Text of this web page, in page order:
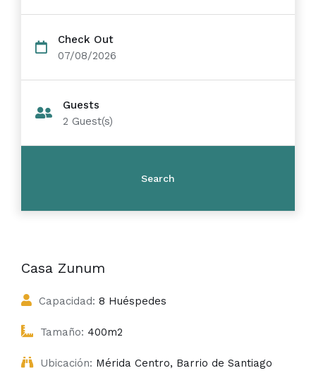
Check Out
07/08/2026
Guests
2 Guest(s)
Casa Zunum
Capacidad: 8 Huéspedes
Tamaño: 400m2
Ubicación: Mérida Centro, Barrio de Santiago